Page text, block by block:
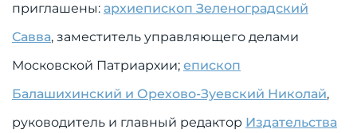
приглашены: архиепископ Зеленоградский
Савва, заместитель управляющего делами
Московской Патриархии; епископ
Балашихинский и Орехово-Зуевский Николай,
руководитель и главный редактор Издательства